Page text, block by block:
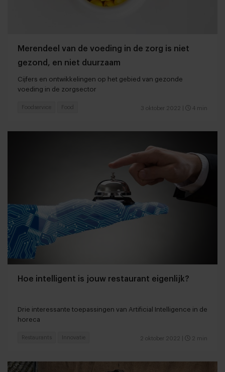
Merendeel van de voeding in de zorg is niet
gezond, en niet duurzaam
Cijfers en ontwikkelingen op het gebied van gezonde
voeding in de zorgsector
3 oktober 2022 4 min
Foodservice Food
Hoe intelligent is jouw restaurant eigenlijk?
Drie interessante toepassingen van Artificial Intelligence in de
horeca
2 oktober 2022 2 min
Restaurants Innovatie